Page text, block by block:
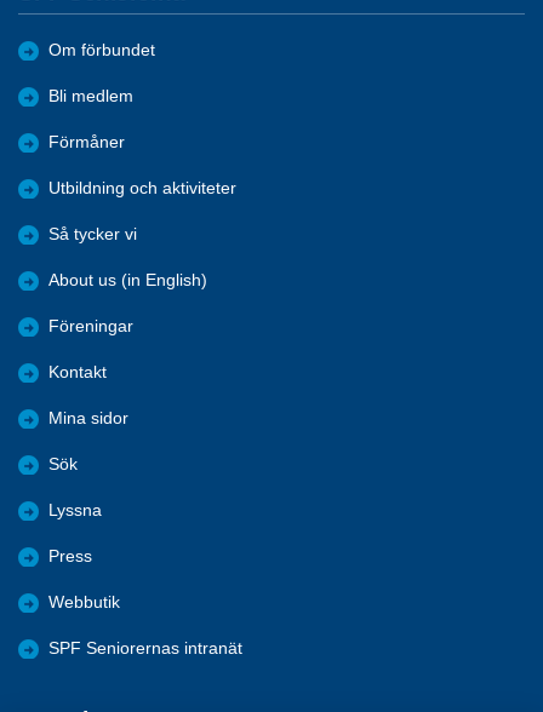
Om förbundet
Bli medlem
Förmåner
Utbildning och aktiviteter
Så tycker vi
About us (in English)
Föreningar
Kontakt
Mina sidor
Sök
Lyssna
Press
Webbutik
SPF Seniorernas intranät